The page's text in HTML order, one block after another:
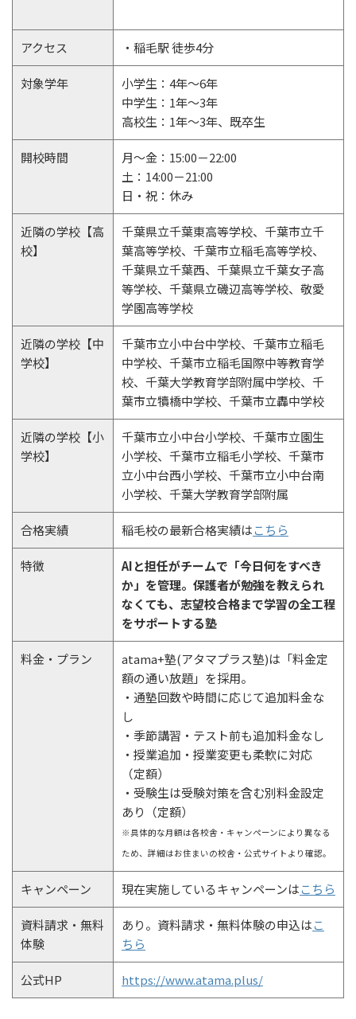
アクセス ・稲毛駅 徒歩4分
対象学年
小学生：4年～6年
中学生：1年～3年
高校生：1年～3年、既卒生
開校時間
月～金：15:00－22:00
土：14:00－21:00
日・祝：休み
近隣の学校【高
校】
千葉県立千葉東高等学校、千葉市立千
葉高等学校、千葉市立稲毛高等学校、
千葉県立千葉西、千葉県立千葉女子高
等学校、千葉県立磯辺高等学校、敬愛
学園高等学校
近隣の学校【中
学校】
千葉市立小中台中学校、千葉市立稲毛
中学校、千葉市立稲毛国際中等教育学
校、千葉大学教育学部附属中学校、千
葉市立犢橋中学校、千葉市立轟中学校
近隣の学校【小
学校】
千葉市立小中台小学校、千葉市立園生
小学校、千葉市立稲毛小学校、千葉市
立小中台西小学校、千葉市立小中台南
小学校、千葉大学教育学部附属
合格実績 稲毛校の最新合格実績はこちら
特徴
AIと担任がチームで「今日何をすべき
か」を管理。保護者が勉強を教えられ
なくても、志望校合格まで学習の全工程
をサポートする塾
料金・プラン
atama+塾(アタマプラス塾)は「料金定
額の通い放題」を採用。
・通塾回数や時間に応じて追加料金な
し
・季節講習・テスト前も追加料金なし
・授業追加・授業変更も柔軟に対応
（定額）
・受験生は受験対策を含む別料金設定
あり（定額）
※具体的な月額は各校舎・キャンペーンにより異なる
ため、詳細はお住まいの校舎・公式サイトより確認。
キャンペーン 現在実施しているキャンペーンはこちら
資料請求・無料
体験
あり。資料請求・無料体験の申込はこ
ちら
公式HP https://www.atama.plus/